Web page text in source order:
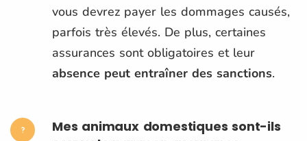
vous devrez payer les dommages causés,
parfois très élevés. De plus, certaines
assurances sont obligatoires et leur
absence peut entraîner des sanctions.
Mes animaux domestiques sont-ils